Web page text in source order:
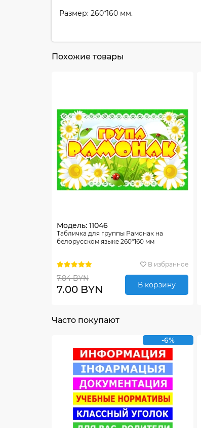
Размер: 260*160 мм.
Похожие товары
Модель: 11046
Табличка для группы Рамонак на
белорусском языке 260*160 мм
В избранное
7.84 BYN
7.00 BYN В корзину
Часто покупают
-6%